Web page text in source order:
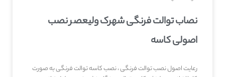
نصاب توالت فرنگی شهرک ولیعصر نصب
اصولی کاسه
رعایت اصول نصب توالت فرنگی ، نصب کاسه توالت فرنگی به صورت